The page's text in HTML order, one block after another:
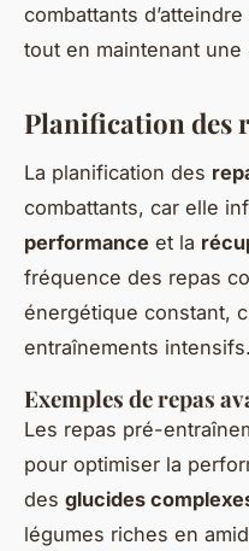
combattants
tout en maintenant une
Planification des
La planification des
combattants, car elle
performance et la
fréquence des repas
énergétique constant,
entraînements intensifs.
Exemples de repas
Les repas pré-
pour optimiser la
des glucides
légumes riches en